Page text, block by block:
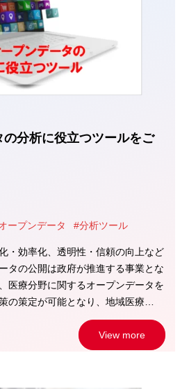
の分析に役立つツールをご
ープンデータ #分析ツール
・効率化、透明性・信頼の向上など
タの公開は政府が推進する事業とな
医療分野に関するオープンデータを
の策定が可能となり、地域医療…
View more